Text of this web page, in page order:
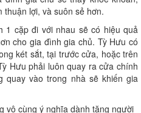
lợi, và suôn sẻ hơn.
1 cặp đi với nhau sẽ có hiệu quả
cho gia đình gia chủ. Tỳ Hưu có
két sắt, tại trước cửa, hoặc trên
Hưu phải luôn quay ra cửa chính
quay vào trong nhà sẽ khiến gia